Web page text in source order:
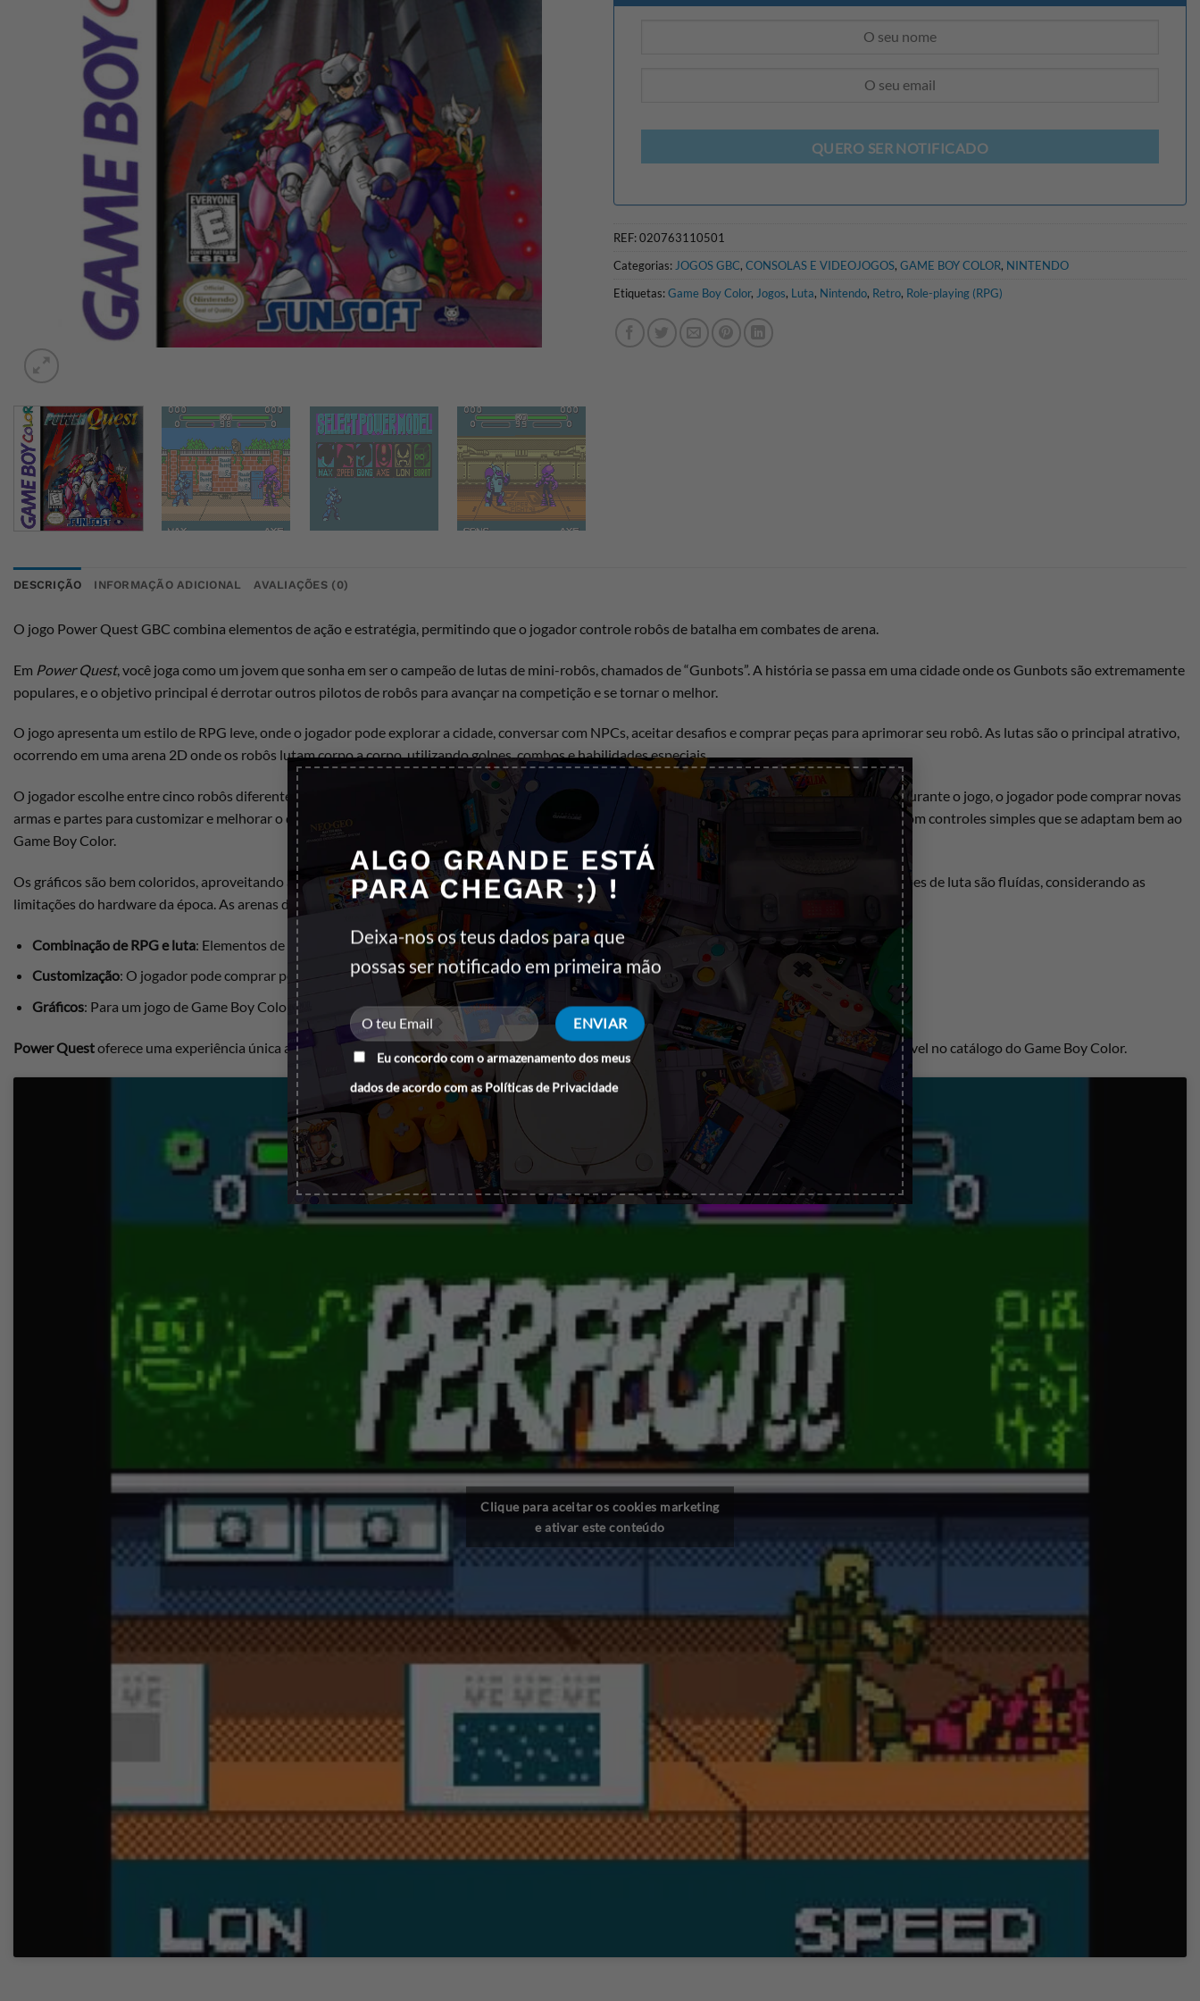
ALGO GRANDE ESTÁ
PARA CHEGAR ;) !
Deixa-nos os teus dados para que
possas ser notificado em primeira mão
Eu concordo com o armazenamento dos meus
dados de acordo com as Políticas de Privacidade
×
QUERO SER NOTIFICADO
REF:020763110501
Categorias: JOGOS GBC, CONSOLAS E VIDEOJOGOS, GAME BOY COLOR, NINTENDO
Etiquetas:Game Boy Color, Jogos, Luta, Nintendo, Retro, Role-playing (RPG)
DESCRIÇÃO INFORMAÇÃO ADICIONAL AVALIAÇÕES (0)
O jogo Power Quest GBC combina elementos de ação e estratégia, permitindo que o jogador controle robôs de batalha em combates de arena.
Em Power Quest, você joga como um jovem que sonha em ser o campeão de lutas de mini-robôs, chamados de “Gunbots”. A história se passa em uma cidade onde os Gunbots são extremamente
populares, e o objetivo principal é derrotar outros pilotos de robôs para avançar na competição e se tornar o melhor.
O jogo apresenta um estilo de RPG leve, onde o jogador pode explorar a cidade, conversar com NPCs, aceitar desafios e comprar peças para aprimorar seu robô. As lutas são o principal atrativo,
ocorrendo em uma arena 2D onde os robôs lutam corpo a corpo, utilizando golpes, combos e habilidades especiais.
O jogador escolhe entre cinco robôs diferentes no início do jogo, cada um com características únicas em termos de velocidade, força e habilidades. Durante o jogo, o jogador pode comprar novas
armas e partes para customizar e melhorar o desempenho do seu robô. As batalhas são rápidas e envolvem movimentação ágil e ataques precisos, com controles simples que se adaptam bem ao
Game Boy Color.
Os gráficos são bem coloridos, aproveitando as capacidades do Game Boy Color para criar um visual vibrante. Os robôs são detalhados e as animações de luta são fluídas, considerando as
limitações do hardware da época. As arenas de combate, apesar de simples, têm variações visuais para manter as lutas interessantes.
Combinação de RPG e luta: Elementos de exploração e customização de robôs adicionam profundidade ao gameplay de luta.
Customização: O jogador pode comprar peças e armas para modificar seu Gunbot, personalizando seu estilo de combate.
Gráficos: Para um jogo de Game Boy Color, os visuais são atraentes, com uma boa variedade de cores e animações.
Power Questoferece uma experiência única ao misturar combate de robôs com elementos de RPG e personalização, tornando-se um título memorável no catálogo do Game Boy Color.
Clique para aceitar os cookies marketing
e ativar este conteúdo